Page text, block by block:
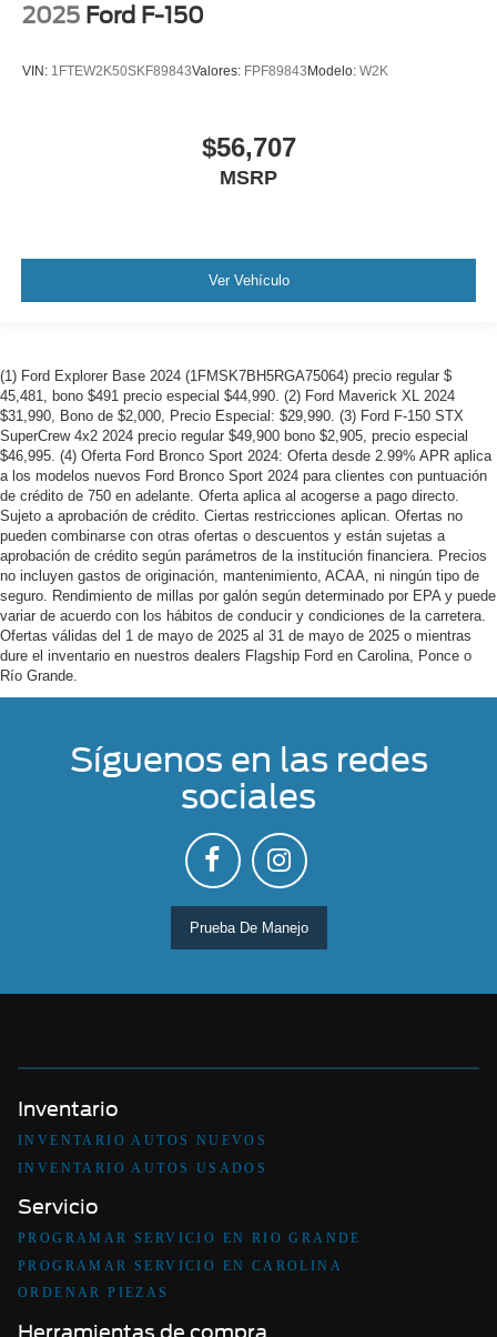
2025 Ford F-150
VIN: 1FTEW2K50SKF89843Valores: FPF89843Modelo: W2K
$56,707
MSRP
Ver Vehículo
(1) Ford Explorer Base 2024 (1FMSK7BH5RGA75064) precio regular $
45,481, bono $491 precio especial $44,990. (2) Ford Maverick XL 2024
$31,990, Bono de $2,000, Precio Especial: $29,990. (3) Ford F-150 STX
SuperCrew 4x2 2024 precio regular $49,900 bono $2,905, precio especial
$46,995. (4) Oferta Ford Bronco Sport 2024: Oferta desde 2.99% APR aplica
a los modelos nuevos Ford Bronco Sport 2024 para clientes con puntuación
de crédito de 750 en adelante. Oferta aplica al acogerse a pago directo.
Sujeto a aprobación de crédito. Ciertas restricciones aplican. Ofertas no
pueden combinarse con otras ofertas o descuentos y están sujetas a
aprobación de crédito según parámetros de la institución financiera. Precios
no incluyen gastos de originación, mantenimiento, ACAA, ni ningún tipo de
seguro. Rendimiento de millas por galón según determinado por EPA y puede
variar de acuerdo con los hábitos de conducir y condiciones de la carretera.
Ofertas válidas del 1 de mayo de 2025 al 31 de mayo de 2025 o mientras
dure el inventario en nuestros dealers Flagship Ford en Carolina, Ponce o
Río Grande.
Síguenos en las redes
sociales
Prueba De Manejo
Inventario
INVENTARIO AUTOS NUEVOS
INVENTARIO AUTOS USADOS
Servicio
PROGRAMAR SERVICIO EN RIO GRANDE
PROGRAMAR SERVICIO EN CAROLINA
ORDENAR PIEZAS
Herramientas de compra